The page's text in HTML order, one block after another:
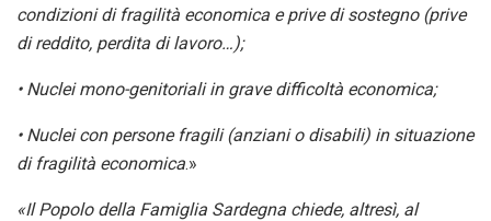
condizioni di fragilità economica e privedi sostegno (prive
di reddito, perdita di lavoro…);
• Nuclei mono-genitoriali in grave difficoltà economica;
• Nuclei con persone fragili (anziani o disabili) in situazione
di fragilità economica.»
«Il Popolo della Famiglia Sardegna chiede, altresì, al